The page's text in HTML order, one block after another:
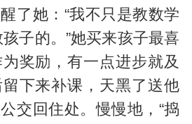
了她：“我不只是教数学
子的。”她买来孩子最喜
奖励，有一点进步就及
下来补课，天黑了送他
交回住处。慢慢地，“捣